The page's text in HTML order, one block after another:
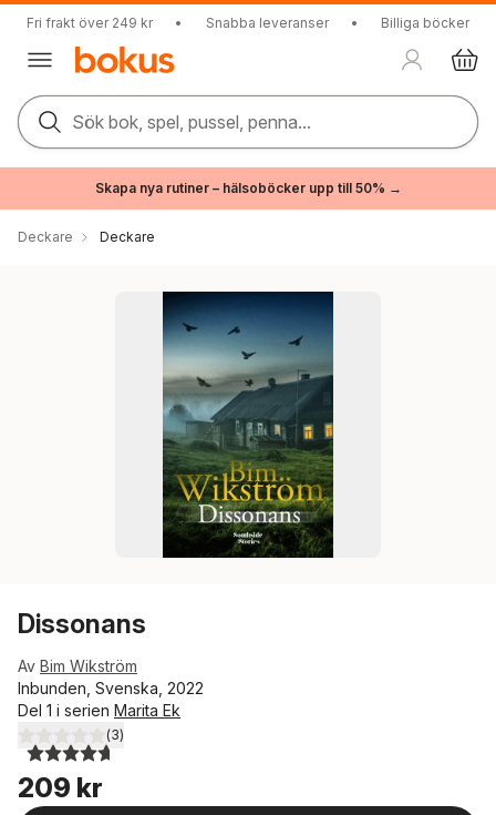
Fri frakt över 249 kr • Snabba leveranser • Billiga böcker
Sök bok, spel, pussel, penna...
Skapa nya rutiner – hälsoböcker upp till 50% →
Deckare Deckare
Dissonans
Av Bim Wikström
Inbunden, Svenska, 2022
Del 1 i serien Marita Ek
4,7utav 5 stjärnor. Totalt antal röster:
(3)
209 kr